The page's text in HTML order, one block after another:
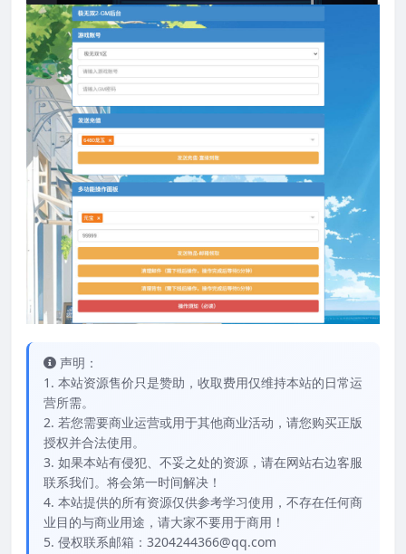
声明：
1. 本站资源售价只是赞助，收取费用仅维持本站的日常运
营所需。
2. 若您需要商业运营或用于其他商业活动，请您购买正版
授权并合法使用。
3. 如果本站有侵犯、不妥之处的资源，请在网站右边客服
联系我们。将会第一时间解决！
4. 本站提供的所有资源仅供参考学习使用，不存在任何商
业目的与商业用途，请大家不要用于商用！
5. 侵权联系邮箱：3204244366@qq.com